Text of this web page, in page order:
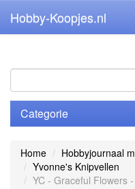
Hobby-Koopjes.nl
Categorie
Home Hobbyjournaal
Yvonne's Knipvellen
YC - Graceful Flowers